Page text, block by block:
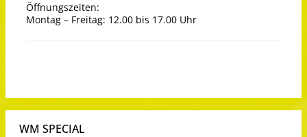
Öffnungszeiten:
Montag – Freitag: 12.00 bis 17.00 Uhr
WM SPECIAL